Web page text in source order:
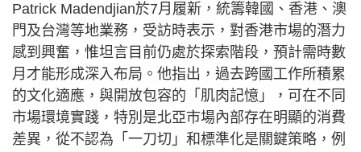
Patrick Madendjian於7月履新，統籌韓國、香港、澳
門及台灣等地業務，受訪時表示，對香港市場的潛力
感到興奮，惟坦言目前仍處於探索階段，預計需時數
月才能形成深入布局。他指出，過去跨國工作所積累
的文化適應，與開放包容的「肌肉記憶」，可在不同
市場環境實踐，特別是北亞市場內部存在明顯的消費
差異，從不認為「一刀切」和標準化是關鍵策略，例